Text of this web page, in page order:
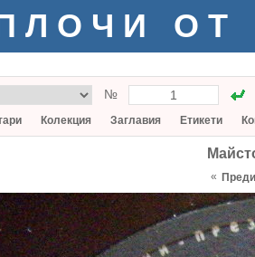
ОТ
№
Колекция Заглавия Етикети
«